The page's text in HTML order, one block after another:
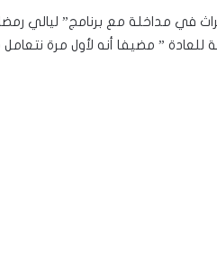
في مداخلة مع برنامج” ليالي
” مضيفا أنه لأول مرة